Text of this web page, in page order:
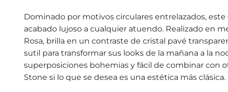
Dominado por motivos circulares entrelazados, este
acabado lujoso a cualquier atuendo. Realizado en
Rosa, brilla en un contraste de cristal pavé
sutil para transformar sus looks de la mañana a la
superposiciones bohemias y fácil de combinar con
Stone si lo que se desea es una estética más clásica.